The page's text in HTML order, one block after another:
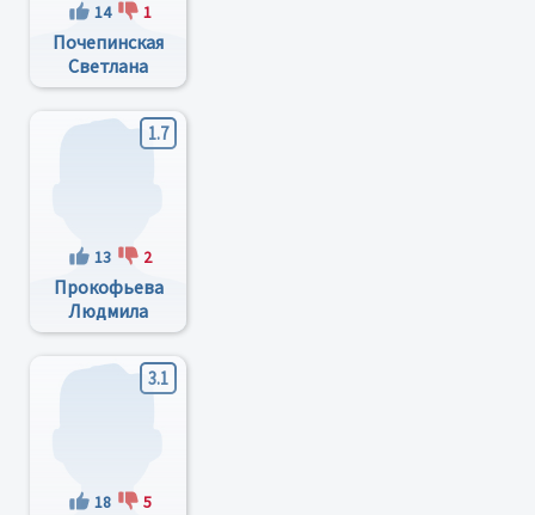
14 1
Почепинская
Светлана
Михайловна
1.7
13 2
Прокофьева
Людмила
Александровна
3.1
18 5